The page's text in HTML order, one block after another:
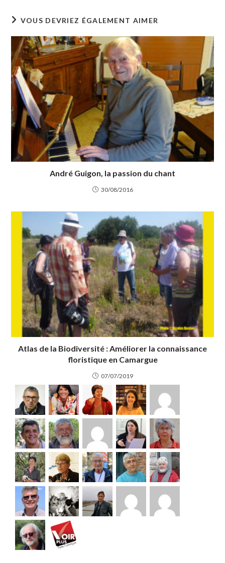
VOUS DEVRIEZ ÉGALEMENT AIMER
André Guigon, la passion du chant
30/08/2016
Atlas de la Biodiversité : Améliorer la connaissance
floristique en Camargue
07/07/2019